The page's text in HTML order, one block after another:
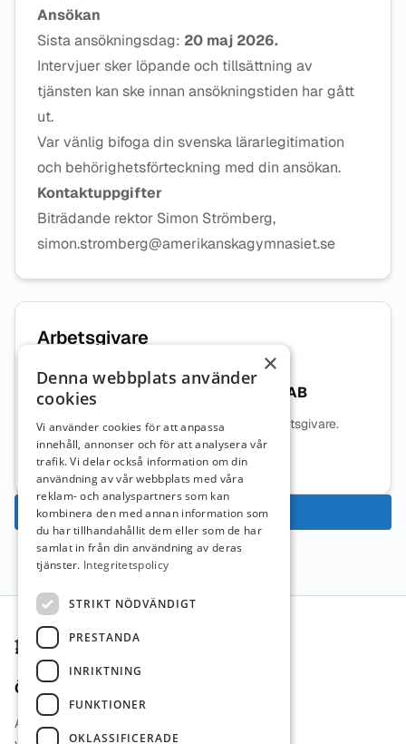
Ansökan
Sista ansökningsdag: 20 maj 2026.
Intervjuer sker löpande och tillsättning av
tjänsten kan ske innan ansökningstiden har gått
ut.
Var vänlig bifoga din svenska lärarlegitimation
och behörighetsförteckning med din ansökan.
Kontaktuppgifter
Biträdande rektor Simon Strömberg,
simon.stromberg@amerikanskagymnasiet.se
Arbetsgivare
Amerikanska Gymnasiet i Sverige AB
Ingen beskrivning tillgänglig för denna arbetsgivare.
Mer information om arbetsgivaren
Ansök nu
Sidfot
Övrigt
Arbetsgivare i Fokus
×
Denna webbplats använder
cookies
Vi använder cookies för att anpassa
innehåll, annonser och för att analysera vår
trafik. Vi delar också information om din
användning av vår webbplats med våra
reklam- och analyspartners som kan
kombinera den med annan information som
du har tillhandahållit dem eller som de har
samlat in från din användning av deras
tjänster. Integritetspolicy
STRIKT NÖDVÄNDIGT
PRESTANDA
INRIKTNING
FUNKTIONER
OKLASSIFICERADE